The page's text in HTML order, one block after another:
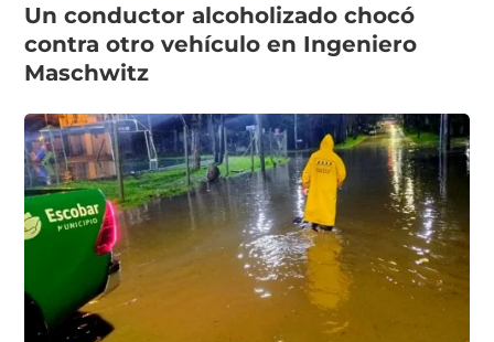
Un conductor alcoholizado chocó
contra otro vehículo en Ingeniero
Maschwitz